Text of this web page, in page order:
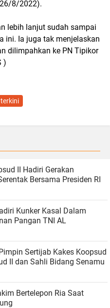
8/2022).
lebih lanjut sudah sampai
ini. Ia juga tak menjelaskan
dilimpahkan ke PN Tipikor
)
terkini
II Hadiri Gerakan
Bersama Presiden RI
Kunker Kasal Dalam
Pangan TNI AL
Sertijab Kakes Koopsud
II dan Sahli Bidang Senamu
Bertelepon Ria Saat